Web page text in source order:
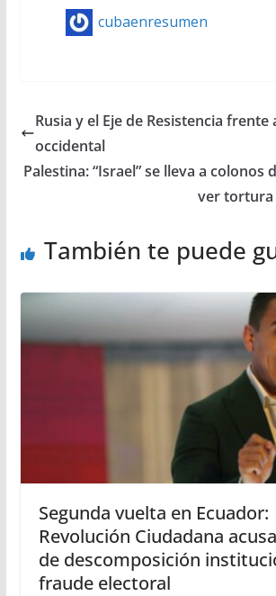
cubaenresumen
Rusia y el Eje de Resistencia frente
occidental
Palestina: “Israel” se lleva a colonos
ver tortura
También te puede
Segunda vuelta en Ecuador:
Revolución Ciudadana
de descomposición
fraude electoral